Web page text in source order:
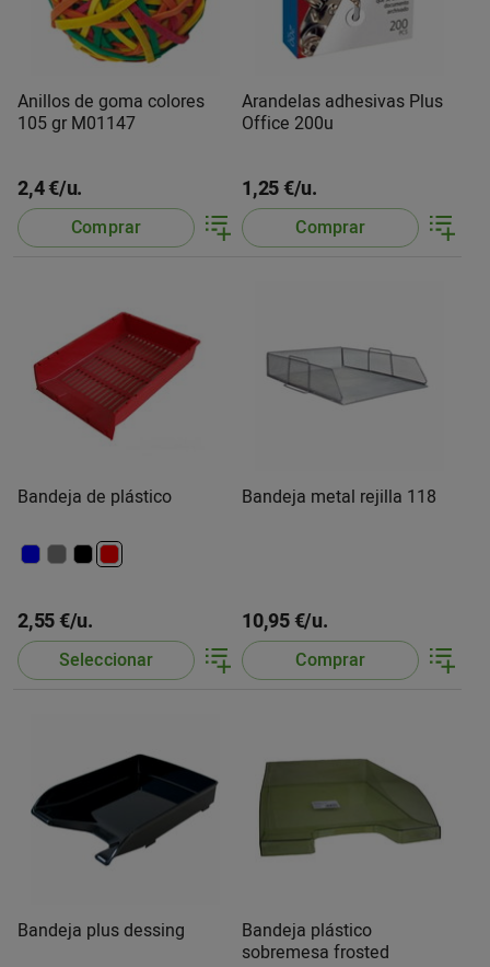
Anillos de goma colores
105 gr M01147
2,4 €/u.
Comprar
Arandelas adhesivas Plus
Office 200u
1,25 €/u.
Comprar
Bandeja de plástico
2,55 €/u.
Seleccionar
Bandeja metal rejilla 118
10,95 €/u.
Comprar
Bandeja plus dessing
Bandeja plástico
sobremesa frosted